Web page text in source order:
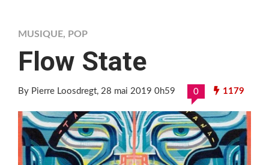
MUSIQUE, POP
Flow State
By Pierre Loosdregt, 28 mai 2019 0h59 0 1179